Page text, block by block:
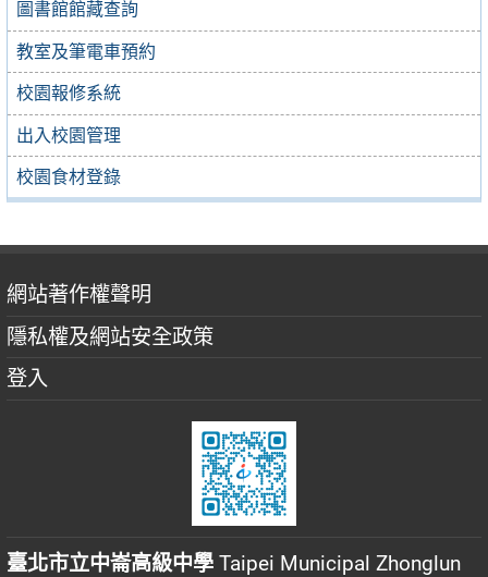
圖書館館藏查詢
教室及筆電車預約
校園報修系統
出入校園管理
校園食材登錄
網站著作權聲明
隱私權及網站安全政策
登入
臺北市立中崙高級中學 Taipei Municipal Zhonglun